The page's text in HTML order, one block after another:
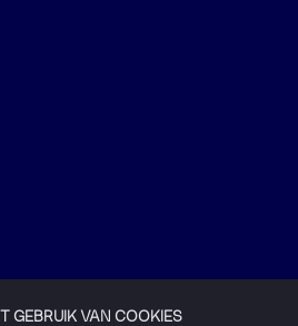
GEBRUIK VAN COOKIES